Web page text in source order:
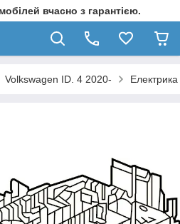
вчасно з гарантією.
Volkswagen ID. 4 2020- Електрика